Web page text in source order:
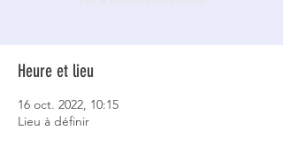
Heure et lieu
16 oct. 2022, 10:15
Lieu à définir